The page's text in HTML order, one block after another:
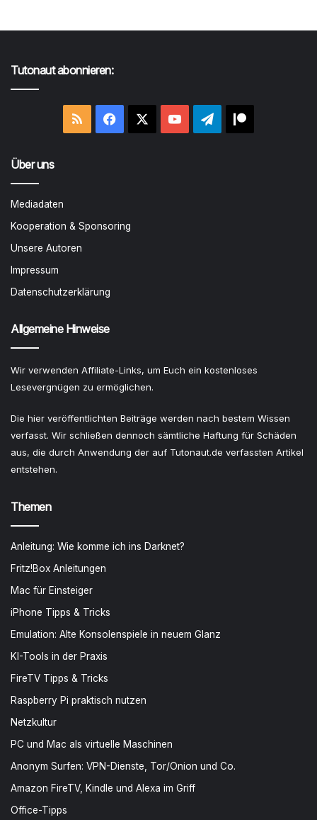
Tutonaut abonnieren:
RSS Facebook YouTubeTelegram
Über uns
Mediadaten
Kooperation & Sponsoring
Unsere Autoren
Impressum
Datenschutzerklärung
Allgemeine Hinweise
Wir verwenden Affiliate-Links, um Euch ein kostenloses
Lesevergnügen zu ermöglichen.
Die hier veröffentlichten Beiträge werden nach bestem Wissen
verfasst. Wir schließen dennoch sämtliche Haftung für Schäden
aus, die durch Anwendung der auf Tutonaut.de verfassten Artikel
entstehen.
Themen
Anleitung: Wie komme ich ins Darknet?
Fritz!Box Anleitungen
Mac für Einsteiger
iPhone Tipps & Tricks
Emulation: Alte Konsolenspiele in neuem Glanz
KI-Tools in der Praxis
FireTV Tipps & Tricks
Raspberry Pi praktisch nutzen
Netzkultur
PC und Mac als virtuelle Maschinen
Anonym Surfen: VPN-Dienste, Tor/Onion und Co.
Amazon FireTV, Kindle und Alexa im Griff
Office-Tipps